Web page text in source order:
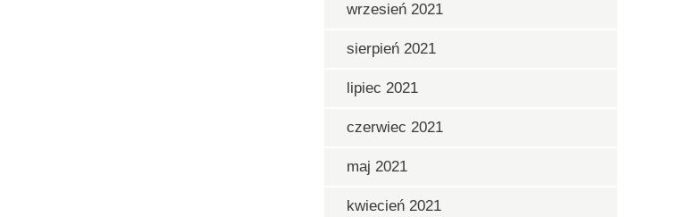
wrzesień 2021
sierpień 2021
lipiec 2021
czerwiec 2021
maj 2021
kwiecień 2021